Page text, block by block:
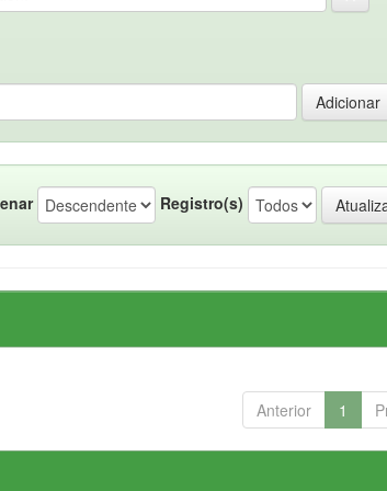
Registro(s)
Anterior 1